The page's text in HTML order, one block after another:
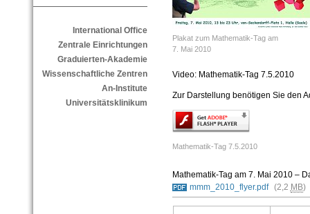
International Office
Zentrale Einrichtungen
Graduierten-Akademie
Wissenschaftliche Zentren
An-Institute
Universitätsklinikum
Plakat zum Mathematik-Tag am
7. Mai 2010
Video: Mathematik-Tag 7.5.2010
Zur Darstellung benötigen Sie den
Mathematik-Tag 7.5.2010
Mathematik-Tag am 7. Mai 2010 –
mmm_2010_flyer.pdf (2,2 MB)